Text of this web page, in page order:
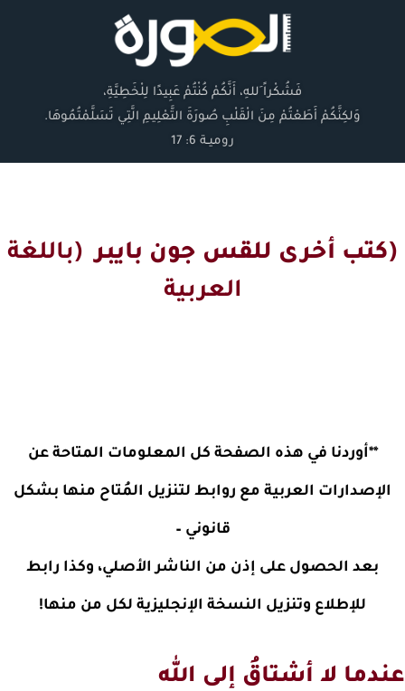
فَشُكْراً ِللهِ، أَنَّكُمْ كُنْتُمْ عَبِيدًا لِلْخَطِيَّةِ،
وَلكِنَّكُمْ أَطَعْتُمْ مِنَ الْقَلْبِ صُورَةَ التَّعْلِيمِ الَّتِي تَسَلَّمْتُمُوهَا.
روميـة 6: 17
(كتب أخرى للقس جون بايبر (باللغة
العربية
**أوردنا في هذه الصفحة كل المعلومات المتاحة عن
الإصدارات العربية مع روابط لتنزيل المُتاح منها بشكل
قانوني –
بعد الحصول على إذن من الناشر الأصلي، وكذا رابط
للإطلاع وتنزيل النسخة الإنجليزية لكل من منها!
عندما لا أشتاقُ إلى الله